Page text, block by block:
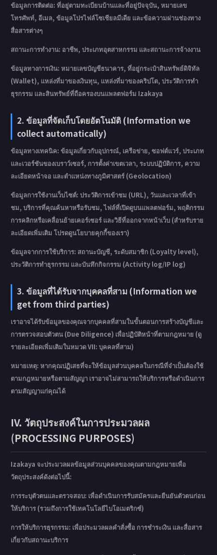
ข้อมูลการติดต่อ: ที่อยู่ตามทะเบียนบ้านและที่อยู่ปัจจุบัน, หมายเลข
โทรศัพท์, อีเมล, ข้อมูลโปรไฟล์โซเชียลมีเดีย และข้อความผ่านช่องทาง
สื่อสารต่างๆ
สถานะการทำงาน: อาชีพ, ประเภทอุตสาหกรรม และสถานะการจ้างงาน
ข้อมูลทางการเงิน: หมายเลขบัญชีธนาคาร, ที่อยู่กระเป๋าสินทรัพย์ดิจิทัล
(Wallet), แหล่งที่มาของเงินทุน, แหล่งที่มาของคริปโต, ประวัติการทำ
ธุรกรรม และสินทรัพย์ที่ถือครองบนแพลตฟอร์ม Izakaya
2. ข้อมูลที่จัดเก็บโดยอัตโนมัติ (Information we
collect automatically)
ข้อมูลทางเทคนิค: ข้อมูลเกี่ยวกับอุปกรณ์, เครือข่าย, ซอฟต์แวร์, ประเภท
และเวอร์ชันของเบราว์เซอร์, การตั้งค่าเขตเวลา, ระบบปฏิบัติการ, ความ
ละเอียดหน้าจอ และตำแหน่งทางภูมิศาสตร์ (Geolocation)
ข้อมูลการใช้งานเว็บไซต์: ประวัติการเข้าชม (URL), วันและเวลาที่เข้า
ชม, บริการที่คุณค้นหาหรือรับชม, ไฟล์ที่เปิดดูบนแพลตฟอร์ม, พฤติกรรม
การคลิกหรือเคลื่อนย้ายเคอร์เซอร์ และวิธีที่ออกจากหน้าเว็บ (สำหรับราย
ละเอียดเพิ่มเติม โปรดดูนโยบายคุกกี้ของเรา)
ข้อมูลจากการใช้บริการ: สถานะบัญชี, ระดับสมาชิก (Loyalty level),
ประวัติการทำธุรกรรม และบันทึกกิจกรรม (Activity log/IP log)
3. ข้อมูลที่ได้รับจากบุคคลที่สาม (Information we
get from third parties)
เราอาจได้รับข้อมูลของคุณจากบุคคลที่สามในขั้นตอนการสร้างบัญชีและ
การตรวจสอบตัวตน (Due Diligence) เพื่อปฏิบัติหน้าที่ตามกฎหมาย (ดู
รายละเอียดเพิ่มเติมในหมวด VII: บุคคลที่สาม)
หมายเหตุ: หากคุณปฏิเสธที่จะให้ข้อมูลส่วนบุคคลในกรณีที่จำเป็นต้องใช้
ตามกฎหมายหรือตามสัญญา เราอาจไม่สามารถให้บริการหรือดำเนินการ
ตามสัญญาแก่คุณได้
IV. วัตถุประสงค์ในการประมวลผล
(PROCESSING PURPOSES)
Izakaya จะประมวลผลข้อมูลส่วนบุคคลของคุณตามกฎหมายเพื่อ
วัตถุประสงค์ดังต่อไปนี้:
การระบุตัวตนและตรวจสอบ: เพื่อดำเนินการรับสมัครและยืนยันตัวตนก่อน
ให้บริการ (รวมถึงการใช้เทคโนโลยีไบโอเมตริกซ์)
การให้บริการธุรกรรม: เพื่อประมวลผลคำสั่งซื้อ การชำระเงิน และสื่อสาร
เกี่ยวกับสถานะบริการ